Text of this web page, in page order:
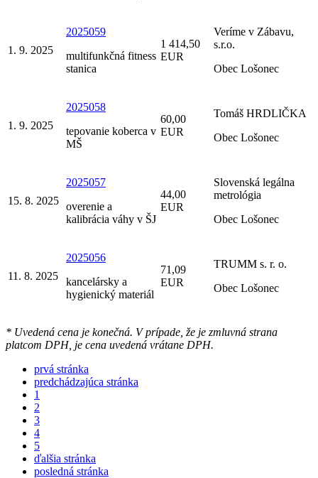
1. 9. 2025
2025059
multifunkčná fitness
stanica
1 414,50
EUR
Veríme v Zábavu,
s.r.o.
Obec Lošonec
1. 9. 2025
2025058
tepovanie koberca v
MŠ
60,00
EUR
Tomáš HRDLIČKA
Obec Lošonec
15. 8. 2025
2025057
overenie a
kalibrácia váhy v ŠJ
44,00
EUR
Slovenská legálna
metrológia
Obec Lošonec
11. 8. 2025
2025056
kancelársky a
hygienický materiál
71,09
EUR
TRUMM s. r. o.
Obec Lošonec
* Uvedená cena je konečná. V prípade, že je zmluvná strana
platcom DPH, je cena uvedená vrátane DPH.
prvá stránka
predchádzajúca stránka
1
2
3
4
5
ďalšia stránka
posledná stránka